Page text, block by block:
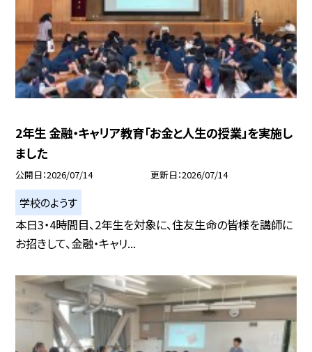
2年生 金融・キャリア教育「お金と人生の授業」を実施し
ました
公開日 2026/07/14 更新日 2026/07/14
学校のようす
本日3・4時間目、2年生を対象に、住友生命の皆様を講師に
お招きして、金融・キャリ...